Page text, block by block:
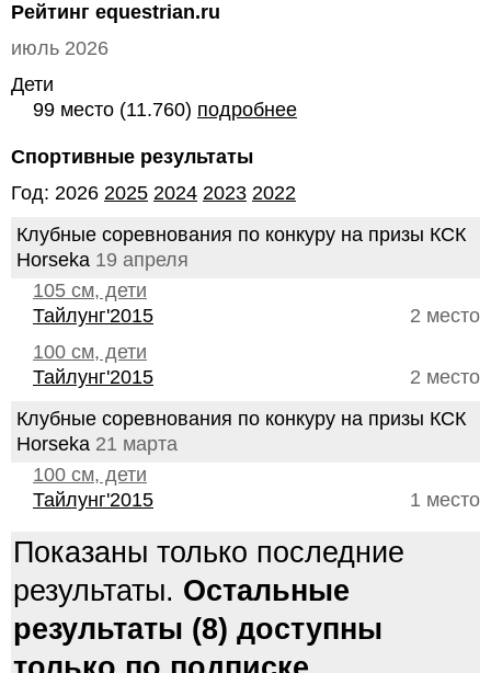
Рейтинг equestrian.ru
июль 2026
Дети
99 место (11.760) подробнее
Спортивные результаты
Год: 2026 2025 2024 2023 2022
Клубные соревнования по конкуру на призы КСК
Horseka 19 апреля
105 см, дети
2 место
Тайлунг'2015
100 см, дети
2 место
Тайлунг'2015
Клубные соревнования по конкуру на призы КСК
Horseka 21 марта
100 см, дети
1 место
Тайлунг'2015
Показаны только последние
результаты. Остальные
результаты (8) доступны